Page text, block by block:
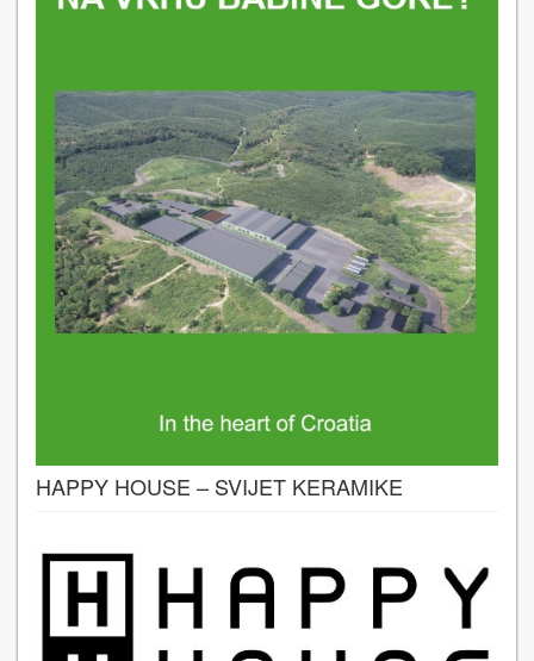
HAPPY HOUSE – SVIJET KERAMIKE